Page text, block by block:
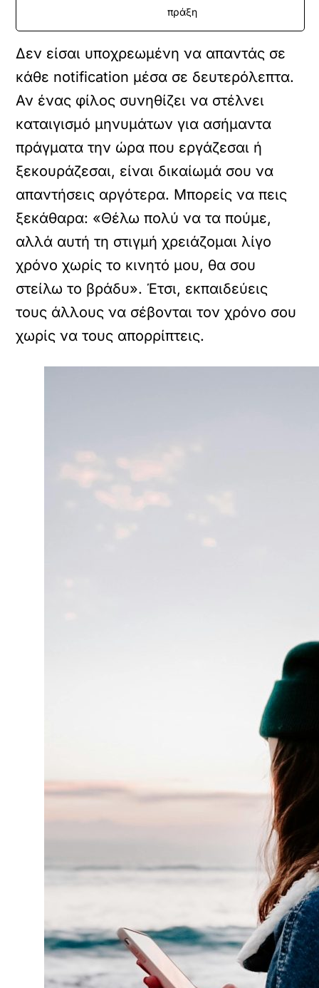
πράξη
Δεν είσαι υποχρεωμένη να απαντάς σε
κάθε notification μέσα σε δευτερόλεπτα.
Αν ένας φίλος συνηθίζει να στέλνει
καταιγισμό μηνυμάτων για ασήμαντα
πράγματα την ώρα που εργάζεσαι ή
ξεκουράζεσαι, είναι δικαίωμά σου να
απαντήσεις αργότερα. Μπορείς να πεις
ξεκάθαρα: «Θέλω πολύ να τα πούμε,
αλλά αυτή τη στιγμή χρειάζομαι λίγο
χρόνο χωρίς το κινητό μου, θα σου
στείλω το βράδυ». Έτσι, εκπαιδεύεις
τους άλλους να σέβονται τον χρόνο σου
χωρίς να τους απορρίπτεις.